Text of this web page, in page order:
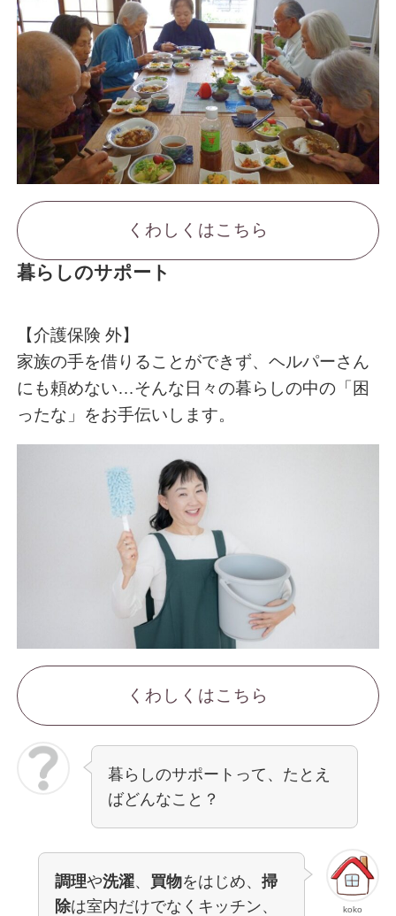
くわしくはこちら
暮らしのサポート
【介護保険 外】
家族の手を借りることができず、ヘルパーさん
にも頼めない…そんな日々の暮らしの中の「困
ったな」をお手伝いします。
くわしくはこちら
暮らしのサポートって、たとえ
ばどんなこと？
koko
調理や洗濯、 買物をはじめ、 掃
除は室内だけでなくキッチン、